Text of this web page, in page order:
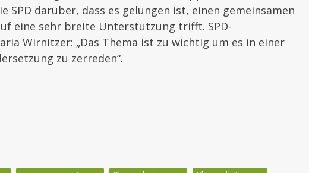
SPD darüber, dass es gelungen ist, einen gemeinsamen
eine sehr breite Unterstützung trifft. SPD-
Wirnitzer: „Das Thema ist zu wichtig um es in einer
zu zerreden“.